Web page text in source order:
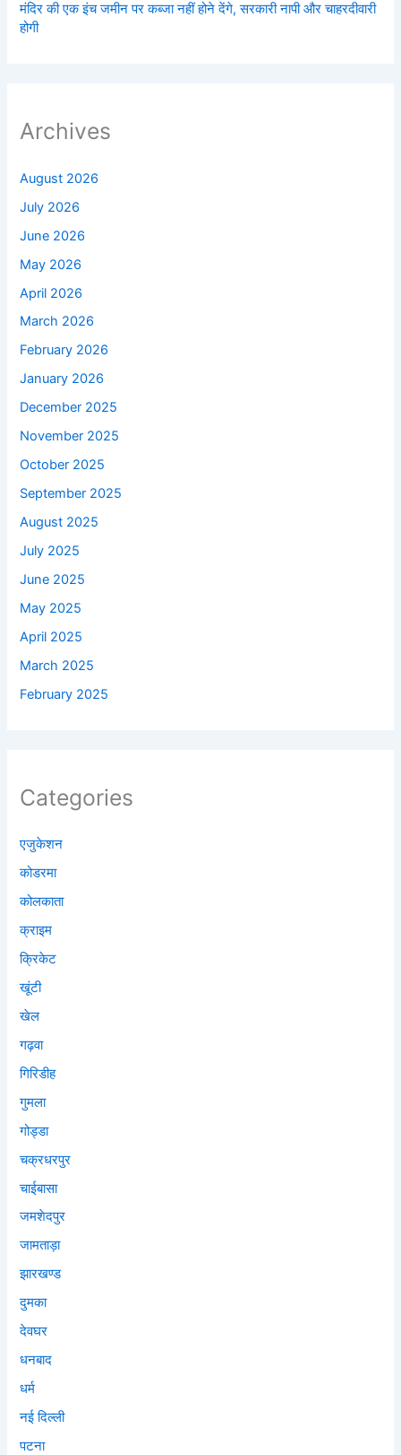
मंदिर की एक इंच जमीन पर कब्जा नहीं होने देंगे, सरकारी नापी और चाहरदीवारी
होगी
Archives
August 2026
July 2026
June 2026
May 2026
April 2026
March 2026
February 2026
January 2026
December 2025
November 2025
October 2025
September 2025
August 2025
July 2025
June 2025
May 2025
April 2025
March 2025
February 2025
Categories
एजुकेशन
कोडरमा
कोलकाता
क्राइम
क्रिकेट
खूंटी
खेल
गढ़वा
गिरिडीह
गुमला
गोड्डा
चक्रधरपुर
चाईबासा
जमशेदपुर
जामताड़ा
झारखण्ड
दुमका
देवघर
धनबाद
धर्म
नई दिल्ली
पटना